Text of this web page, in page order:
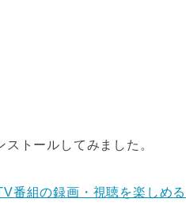
トールしてみました。
番組の録画・視聴を楽しめ